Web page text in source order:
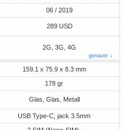
06 / 2019
289 USD
2G, 3G, 4G
genauer ↓
159.1 x 75.9 x 8.3 mm
178 gr
Glas, Glas, Metall
USB Type-C, jack 3.5mm